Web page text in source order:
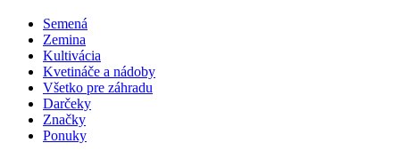
Semená
Zemina
Kultivácia
Kvetináče a nádoby
Všetko pre záhradu
Darčeky
Značky
Ponuky